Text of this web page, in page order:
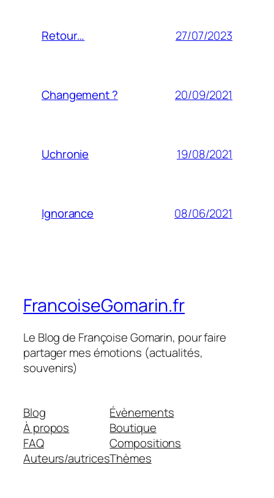
Retour… 27/07/2023
Changement ? 20/09/2021
Uchronie 19/08/2021
Ignorance 08/06/2021
FrancoiseGomarin.fr
Le Blog de Françoise Gomarin, pour faire
partager mes émotions (actualités,
souvenirs)
Blog
À propos
FAQ
Auteurs/autrices
Évènements
Boutique
Compositions
Thèmes